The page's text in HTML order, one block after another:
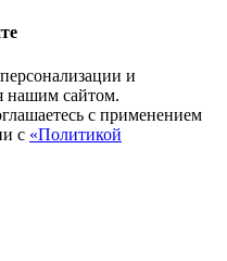
и
нашим сайтом.
с применением
с «Политикой